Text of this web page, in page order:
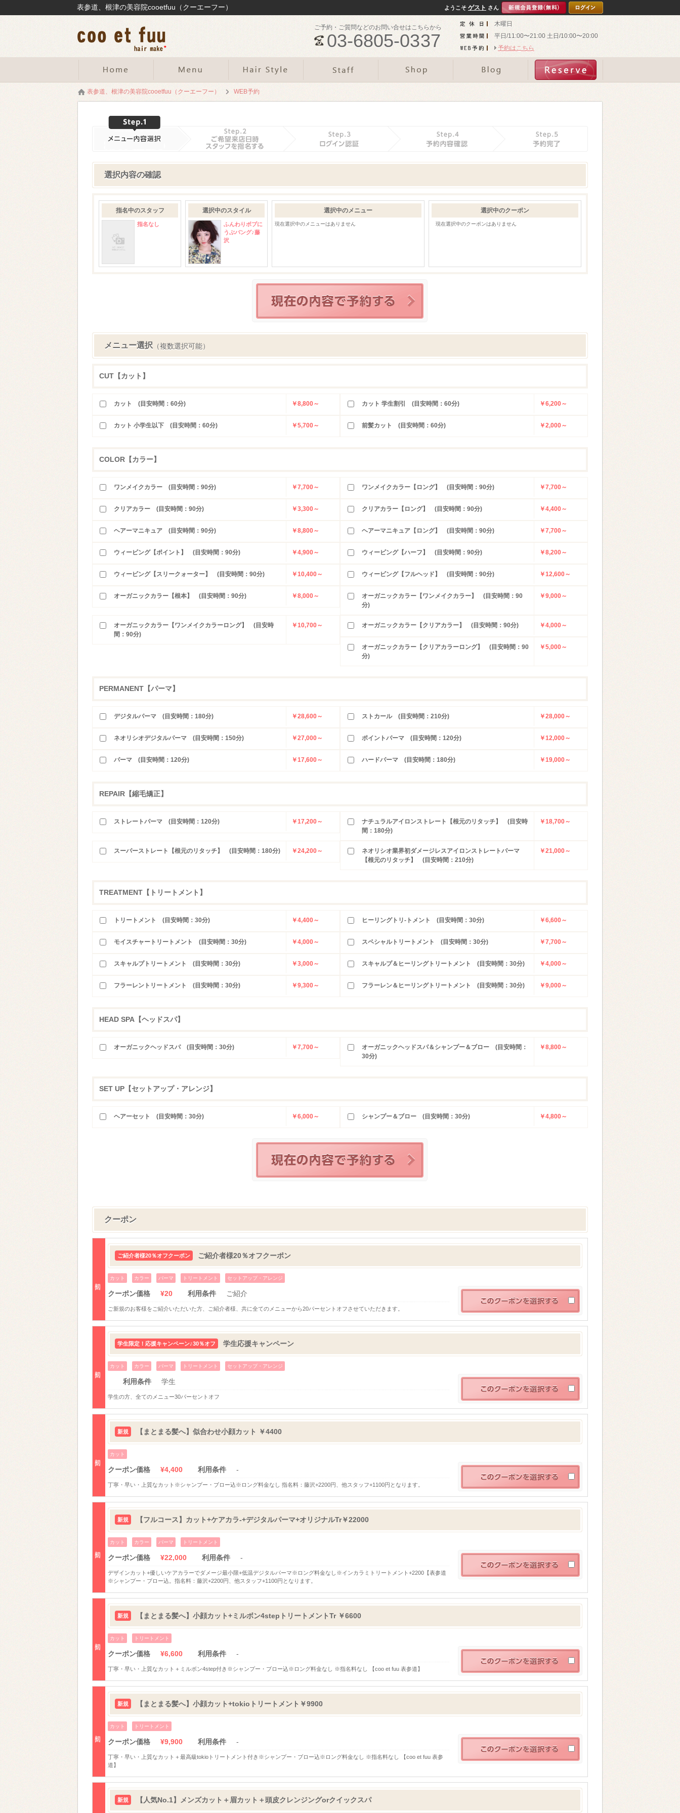
表参道、根津の美容院cooetfuu（クーエーフー）
木曜日
平日/11:00〜21:00 土日/10:00〜20:00
予約はこちら
ご予約・ご質問などのお問い合せはこちらから
03-6805-0337
ようこそ ゲスト さん
表参道、根津の美容院cooetfuu（クーエーフー） WEB予約
選択内容の確認
指名中のスタッフ
指名なし
選択中のスタイル
ふんわりボブに
うぶバング♪藤
沢
選択中のメニュー
現在選択中のメニューはありません
選択中のクーポン
現在選択中のクーポンはありません
メニュー選択 （複数選択可能）
CUT【カット】
カット (目安時間：60分) ￥8,800～ カット 学生割引 (目安時間：60分) ￥6,200～
カット 小学生以下 (目安時間：60分) ￥5,700～ 前髪カット (目安時間：60分) ￥2,000～
COLOR【カラー】
ワンメイクカラー (目安時間：90分) ￥7,700～ ワンメイクカラー【ロング】 (目安時間：90分) ￥7,700～
クリアカラー (目安時間：90分) ￥3,300～ クリアカラー【ロング】 (目安時間：90分) ￥4,400～
ヘアーマニキュア (目安時間：90分) ￥8,800～ ヘアーマニキュア【ロング】 (目安時間：90分) ￥7,700～
ウィービング【ポイント】 (目安時間：90分) ￥4,900～ ウィービング【ハーフ】 (目安時間：90分) ￥8,200～
ウィービング【スリークォーター】 (目安時間：90分) ￥10,400～ ウィービング【フルヘッド】 (目安時間：90分) ￥12,600～
オーガニックカラー【根本】 (目安時間：90分) ￥8,000～
オーガニックカラー【ワンメイクカラー】 (目安時間：90
分)
￥9,000～
オーガニックカラー【ワンメイクカラーロング】 (目安時
間：90分)
￥10,700～ オーガニックカラー【クリアカラー】 (目安時間：90分) ￥4,000～
オーガニックカラー【クリアカラーロング】 (目安時間：90
分)
￥5,000～
PERMANENT【パーマ】
デジタルパーマ (目安時間：180分) ￥28,600～ ストカール (目安時間：210分) ￥28,000～
ネオリシオデジタルパーマ (目安時間：150分) ￥27,000～ ポイントパーマ (目安時間：120分) ￥12,000～
パーマ (目安時間：120分) ￥17,600～ ハードパーマ (目安時間：180分) ￥19,000～
REPAIR【縮毛矯正】
ストレートパーマ (目安時間：120分) ￥17,200～
ナチュラルアイロンストレート【根元のリタッチ】 (目安時
間：180分)
￥18,700～
スーパーストレート【根元のリタッチ】 (目安時間：180分) ￥24,200～
ネオリシオ業界初ダメージレスアイロンストレートパーマ
【根元のリタッチ】 (目安時間：210分)
￥21,000～
TREATMENT【トリートメント】
トリートメント (目安時間：30分) ￥4,400～ ヒーリングトリ-トメント (目安時間：30分) ￥6,600～
モイスチャートリートメント (目安時間：30分) ￥4,000～ スペシャルトリートメント (目安時間：30分) ￥7,700～
スキャルプトリートメント (目安時間：30分) ￥3,000～ スキャルプ＆ヒーリングトリートメント (目安時間：30分) ￥4,000～
フラーレントリートメント (目安時間：30分) ￥9,300～ フラーレン＆ヒーリングトリートメント (目安時間：30分) ￥9,000～
HEAD SPA【ヘッドスパ】
オーガニックヘッドスパ (目安時間：30分) ￥7,700～
オーガニックヘッドスパ＆シャンプー＆ブロー (目安時間：
30分)
￥8,800～
SET UP【セットアップ・アレンジ】
ヘアーセット (目安時間：30分) ￥6,000～ シャンプー＆ブロー (目安時間：30分) ￥4,800～
クーポン
ご紹介者様20％オフクーポン
ご紹介者様20％オフクーポン
カット カラー パーマ トリートメント セットアップ・アレンジ
クーポン価格 ¥20 利用条件 ご紹介
ご新規のお客様をご紹介いただいた方、ご紹介者様、共に全てのメニューから20パーセントオフさせていただきます。
学生応援キャンペーン
学生限定！応援キャンペーン♪30％オフ
カット カラー パーマ トリートメント セットアップ・アレンジ
利用条件 学生
学生の方、全てのメニュー30パーセントオフ
【まとまる髪へ】似合わせ小顔カット ￥4400
新規
カット
クーポン価格 ¥4,400 利用条件 -
丁寧・早い・上質なカット※シャンプー・ブロー込※ロング料金なし 指名料：藤沢+2200円、他スタッフ+1100円となります。
【フルコース】カット+ケアカラ-+デジタルパーマ+オリジナルTr￥22000
新規
カット カラー パーマ トリートメント
クーポン価格 ¥22,000 利用条件 -
デザインカット+優しいケアカラーでダメージ最小限+低温デジタルパーマ※ロング料金なし※インカラミトリートメント+2200【表参道
※シャンプー・ブロー込。指名料：藤沢+2200円、他スタッフ+1100円となります。
【まとまる髪へ】小顔カット+ミルボン4stepトリートメントTr ￥6600
新規
カット トリートメント
クーポン価格 ¥6,600 利用条件 -
丁寧・早い・上質なカット＋ミルボン4step付き※シャンプー・ブロー込※ロング料金なし ※指名料なし 【coo et fuu 表参道】
【まとまる髪へ】小顔カット+tokioトリートメント￥9900
新規
カット トリートメント
クーポン価格 ¥9,900 利用条件 -
丁寧・早い・上質なカット＋最高級tokioトリートメント付き※シャンプー・ブロー込※ロング料金なし ※指名料なし 【coo et fuu 表参
道】
【人気No.1】メンズカット＋眉カット＋頭皮クレンジングorクイックスパ
新規